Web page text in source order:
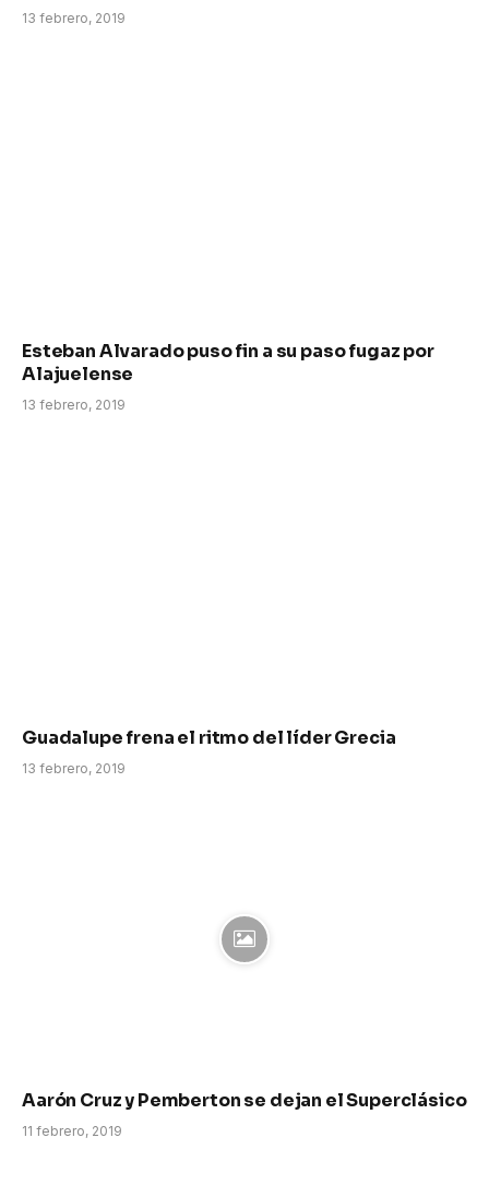
13 febrero, 2019
Esteban Alvarado puso fin a su paso fugaz por
Alajuelense
13 febrero, 2019
Guadalupe frena el ritmo del líder Grecia
13 febrero, 2019
Aarón Cruz y Pemberton se dejan el Superclásico
11 febrero, 2019